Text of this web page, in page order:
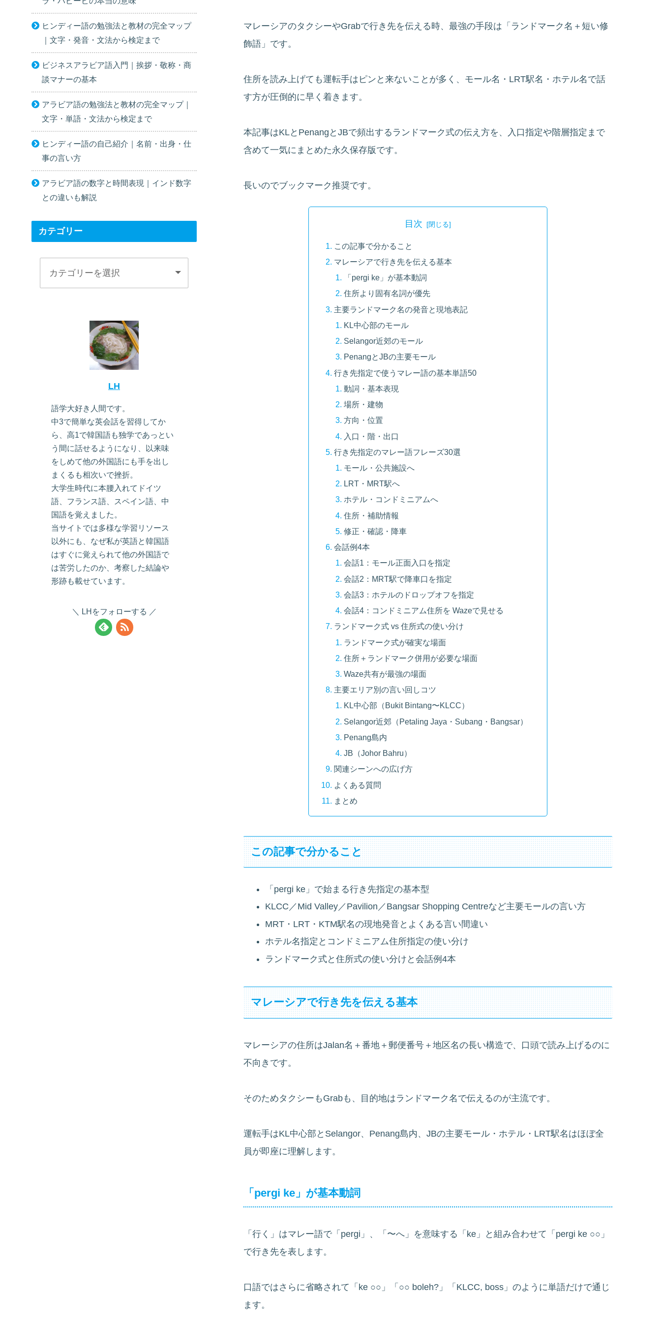
マレーシアのタクシーやGrabで行き先を伝える時、最強の手段は「ランドマーク名＋短い修
飾語」です。
住所を読み上げても運転手はピンと来ないことが多く、モール名・LRT駅名・ホテル名で話
す方が圧倒的に早く着きます。
本記事はKLとPenangとJBで頻出するランドマーク式の伝え方を、入口指定や階層指定まで
含めて一気にまとめた永久保存版です。
長いのでブックマーク推奨です。
目次
この記事で分かること
マレーシアで行き先を伝える基本
「pergi ke」が基本動詞
住所より固有名詞が優先
主要ランドマーク名の発音と現地表記
KL中心部のモール
Selangor近郊のモール
PenangとJBの主要モール
行き先指定で使うマレー語の基本単語50
動詞・基本表現
場所・建物
方向・位置
入口・階・出口
行き先指定のマレー語フレーズ30選
モール・公共施設へ
LRT・MRT駅へ
ホテル・コンドミニアムへ
住所・補助情報
修正・確認・降車
会話例4本
会話1：モール正面入口を指定
会話2：MRT駅で降車口を指定
会話3：ホテルのドロップオフを指定
会話4：コンドミニアム住所を Wazeで見せる
ランドマーク式 vs 住所式の使い分け
ランドマーク式が確実な場面
住所＋ランドマーク併用が必要な場面
Waze共有が最強の場面
主要エリア別の言い回しコツ
KL中心部（Bukit Bintang〜KLCC）
Selangor近郊（Petaling Jaya・Subang・Bangsar）
Penang島内
JB（Johor Bahru）
関連シーンへの広げ方
よくある質問
まとめ
この記事で分かること
「pergi ke」で始まる行き先指定の基本型
KLCC／Mid Valley／Pavilion／Bangsar Shopping Centreなど主要モールの言い方
MRT・LRT・KTM駅名の現地発音とよくある言い間違い
ホテル名指定とコンドミニアム住所指定の使い分け
ランドマーク式と住所式の使い分けと会話例4本
マレーシアで行き先を伝える基本
マレーシアの住所はJalan名＋番地＋郵便番号＋地区名の長い構造で、口頭で読み上げるのに
不向きです。
そのためタクシーもGrabも、目的地はランドマーク名で伝えるのが主流です。
運転手はKL中心部とSelangor、Penang島内、JBの主要モール・ホテル・LRT駅名はほぼ全
員が即座に理解します。
「pergi ke」が基本動詞
「行く」はマレー語で「pergi」、「〜へ」を意味する「ke」と組み合わせて「pergi ke ○○」
で行き先を表します。
口語ではさらに省略されて「ke ○○」「○○ boleh?」「KLCC, boss」のように単語だけで通じ
ます。
ヒンディー語の勉強法と教材の完全マップ
｜文字・発音・文法から検定まで
ビジネスアラビア語入門｜挨拶・敬称・商
談マナーの基本
アラビア語の勉強法と教材の完全マップ｜
文字・単語・文法から検定まで
ヒンディー語の自己紹介｜名前・出身・仕
事の言い方
アラビア語の数字と時間表現｜インド数字
との違いも解説
カテゴリー
LH
語学大好き人間です。
中3で簡単な英会話を習得してか
ら、高1で韓国語も独学であっとい
う間に話せるようになり、以来味
をしめて他の外国語にも手を出し
まくるも相次いで挫折。
大学生時代に本腰入れてドイツ
語、フランス語、スペイン語、中
国語を覚えました。
当サイトでは多様な学習リソース
以外にも、なぜ私が英語と韓国語
はすぐに覚えられて他の外国語で
は苦労したのか、考察した結論や
形跡も載せています。
LHをフォローする